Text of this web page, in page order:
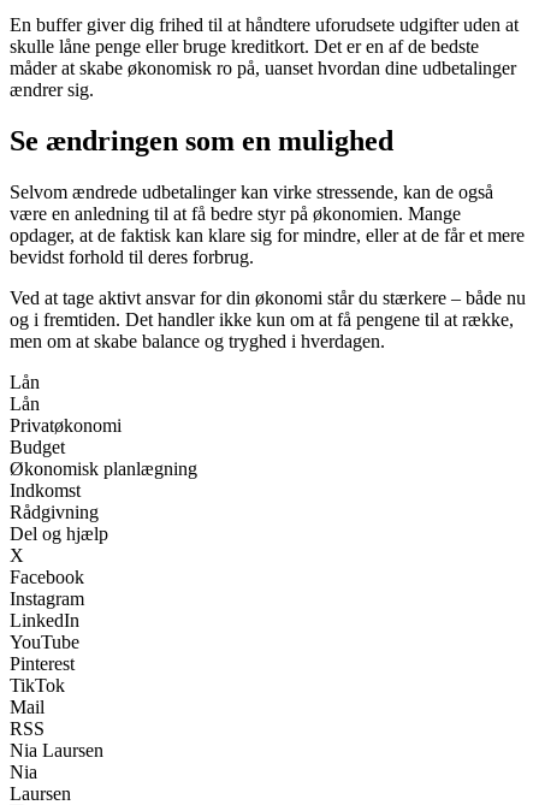
En buffer giver dig frihed til at håndtere uforudsete udgifter uden at
skulle låne penge eller bruge kreditkort. Det er en af de bedste
måder at skabe økonomisk ro på, uanset hvordan dine udbetalinger
ændrer sig.
Se ændringen som en mulighed
Selvom ændrede udbetalinger kan virke stressende, kan de også
være en anledning til at få bedre styr på økonomien. Mange
opdager, at de faktisk kan klare sig for mindre, eller at de får et mere
bevidst forhold til deres forbrug.
Ved at tage aktivt ansvar for din økonomi står du stærkere – både nu
og i fremtiden. Det handler ikke kun om at få pengene til at række,
men om at skabe balance og tryghed i hverdagen.
Lån
Lån
Privatøkonomi
Budget
Økonomisk planlægning
Indkomst
Rådgivning
Del og hjælp
X
Facebook
Instagram
LinkedIn
YouTube
Pinterest
TikTok
Mail
RSS
Nia Laursen
Nia
Laursen